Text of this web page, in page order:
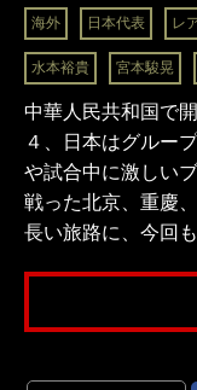
海外 日本代表 レ
水本裕貴 宮本駿晃
中華人民共和国で
４、日本はグルー
や試合中に激しい
戦った北京、重慶
長い旅路に、今回